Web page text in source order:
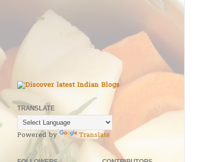
TRANSLATE
Powered by Translate